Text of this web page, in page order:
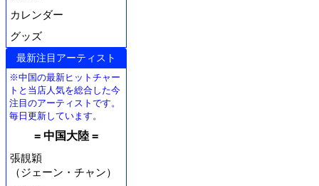
カレンダー
グッズ
最新注目アーティスト
※中国の最新ヒットチャー
トと当店人気を総合した今
注目のアーティストです。
毎日更新しています。
= 中国大陸 =
張靚穎
（ジェーン・チャン）